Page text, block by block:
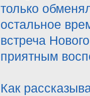
только
остальное
встреча
приятным
Как